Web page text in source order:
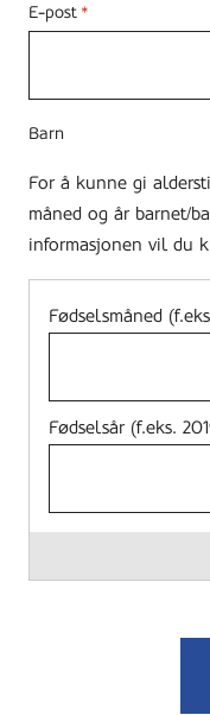
E-post *
Barn
For å kunne gi
måned og år barnet/
informasjonen vil du